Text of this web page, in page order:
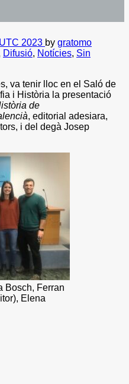
2023 by gratomo
Difusió, Notícies, Sin
va tenir lloc en el Saló de
i Història la presentació
de
, editorial adesiara,
i del degà Josep
Bosch, Ferran
Elena